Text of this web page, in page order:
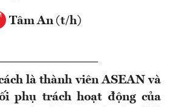
Tâm An (t/h)
là thành viên ASEAN và
phụ trách hoạt động của